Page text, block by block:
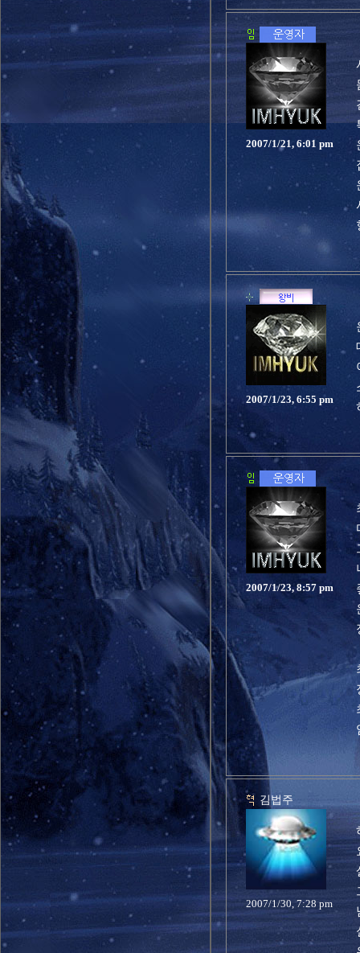
2007/1/21, 6:01 pm
2007/1/23, 6:55 pm
2007/1/23, 8:57 pm
김법주
2007/1/30, 7:28 pm